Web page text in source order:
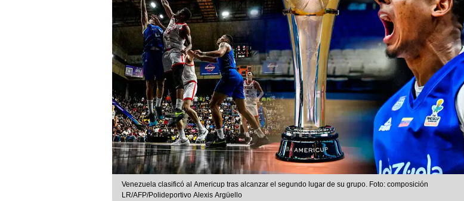
Venezuela clasificó al Americup tras alcanzar el segundo lugar de su grupo. Foto: composición
LR/AFP/Polideportivo Alexis Argüello